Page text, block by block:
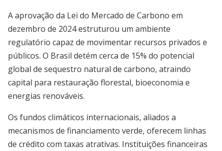
A aprovação da Lei do Mercado de Carbono em
dezembro de 2024 estruturou um ambiente
regulatório capaz de movimentar recursos privados e
públicos. O Brasil detém cerca de 15% do potencial
global de sequestro natural de carbono, atraindo
capital para restauração florestal, bioeconomia e
energias renováveis.
Os fundos climáticos internacionais, aliados a
mecanismos de financiamento verde, oferecem linhas
de crédito com taxas atrativas. Instituições financeiras